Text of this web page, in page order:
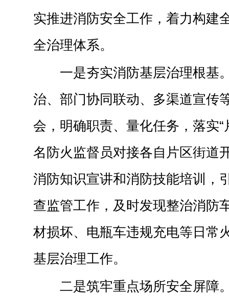
实推进消防安全工作，着力构建
全治理体系。
一是夯实消防基层治理根基
治、部门协同联动、多渠道宣传
会，明确职责、量化任务，落实“
名防火监督员对接各自片区街道
消防知识宣讲和消防技能培训，
查监管工作，及时发现整治消防
材损坏、电瓶车违规充电等日常
基层治理工作。
二是筑牢重点场所安全屏障